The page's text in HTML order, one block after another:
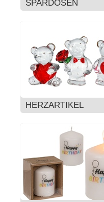
SPARDOSEN
HERZARTIKEL